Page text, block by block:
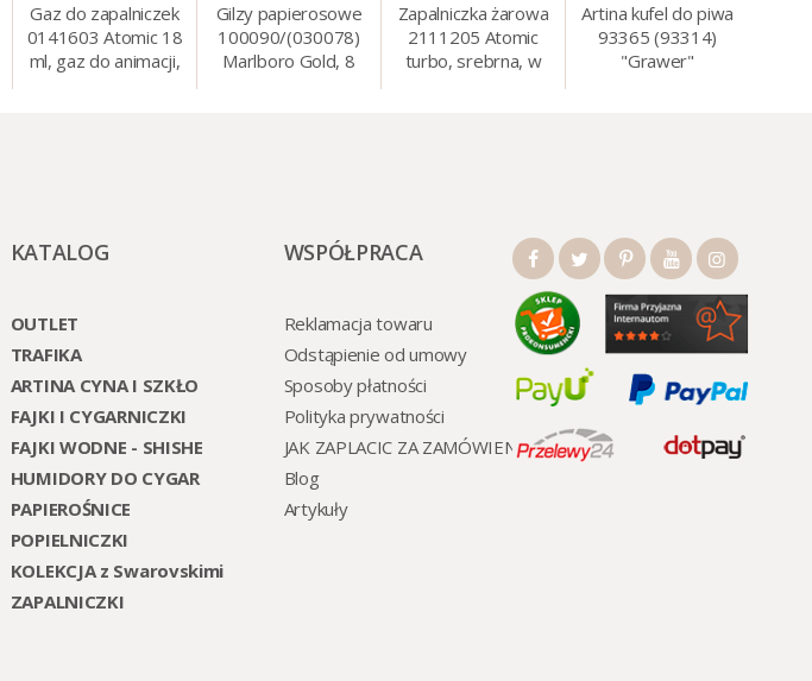
Gaz do zapalniczek
0141603 Atomic 18
ml, gaz do animacji,
Gilzy papierosowe
100090/(030078)
Marlboro Gold, 8
Zapalniczka żarowa
2111205 Atomic
turbo, srebrna, w
Artina kufel do piwa
93365 (93314)
"Grawer"
KATALOG
OUTLET
TRAFIKA
ARTINA CYNA I SZKŁO
FAJKI I CYGARNICZKI
FAJKI WODNE - SHISHE
HUMIDORY DO CYGAR
PAPIEROŚNICE
POPIELNICZKI
KOLEKCJA z Swarovskimi
ZAPALNICZKI
WSPÓŁPRACA
Reklamacja towaru
Odstąpienie od umowy
Sposoby płatności
Polityka prywatności
JAK ZAPLACIC ZA ZAMÓWIENI
Blog
Artykuły